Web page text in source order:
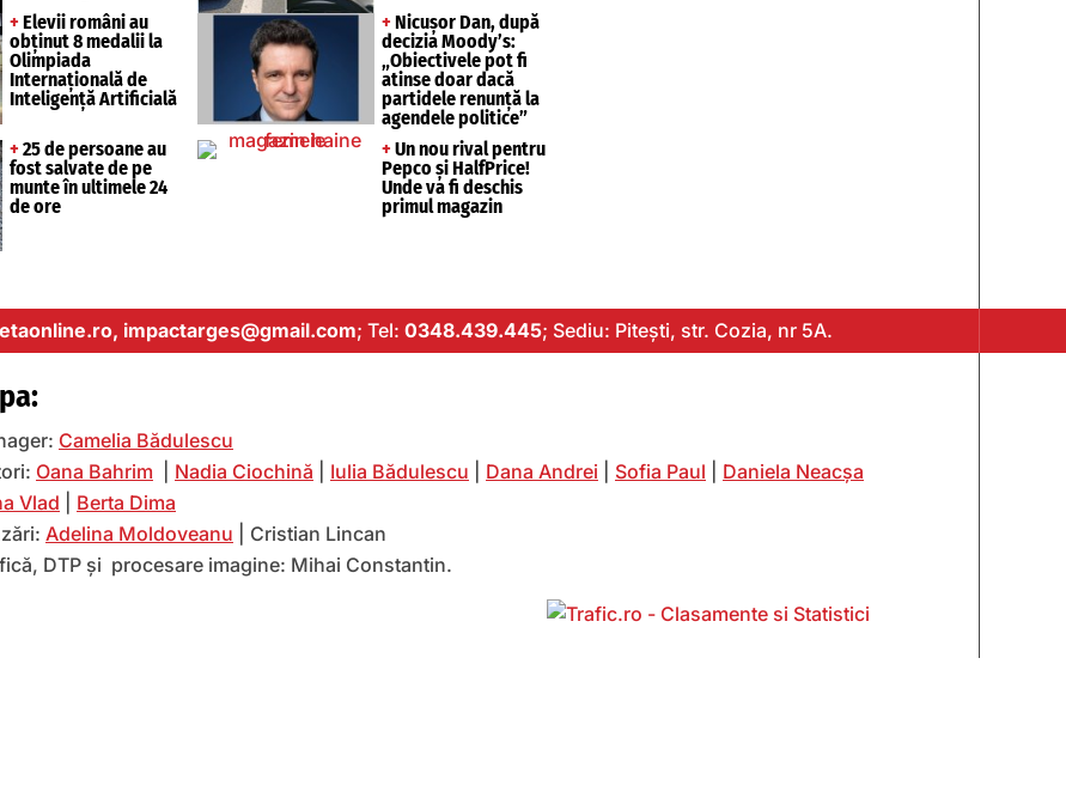
+ Elevii români au
obținut 8 medalii la
Olimpiada
Internațională de
Inteligență Artificială
+ Nicușor Dan, după
decizia Moody’s:
„Obiectivele pot fi
atinse doar dacă
partidele renunță la
agendele politice”
+ 25 de persoane au
fost salvate de pe
munte în ultimele 24
de ore
+ Un nou rival pentru
Pepco și HalfPrice!
Unde va fi deschis
primul magazin
impactarges@gmail.com; Tel: 0348.439.445; Sediu: Pitești, str. Cozia, nr 5A.
Camelia Bădulescu
Oana Bahrim Nadia Ciochină Iulia Bădulescu Dana Andrei Sofia Paul
Daniela Neacșa
Vlad
Berta Dima
Adelina Moldoveanu | Cristian Lincan
DTP și procesare imagine: Mihai Constantin.